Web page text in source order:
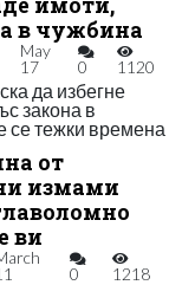
в чужбина
May
17
0 1120
да избегне
закона в
се тежки времена
от
измами
ви
0 1218